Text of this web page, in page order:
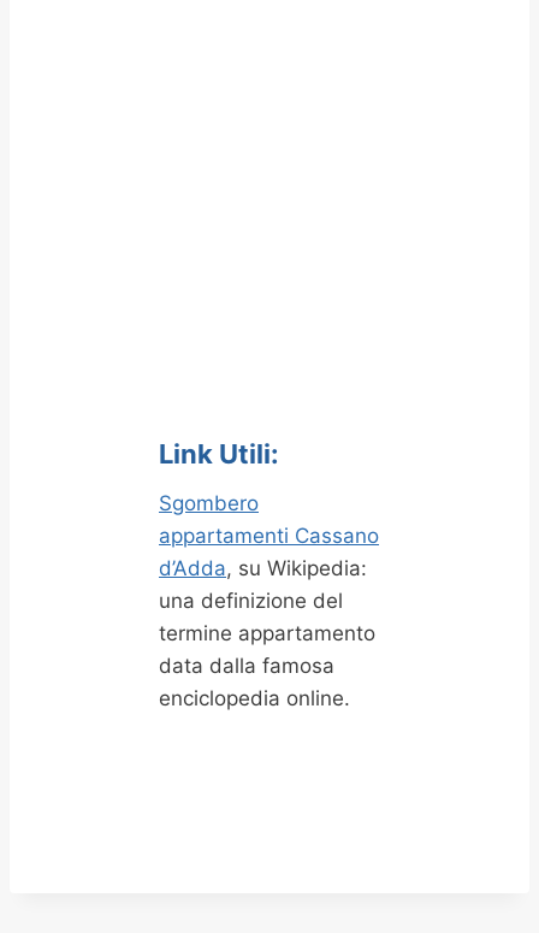
Link Utili:
Sgombero
appartamenti Cassano
d’Adda, su Wikipedia:
una definizione del
termine appartamento
data dalla famosa
enciclopedia online.